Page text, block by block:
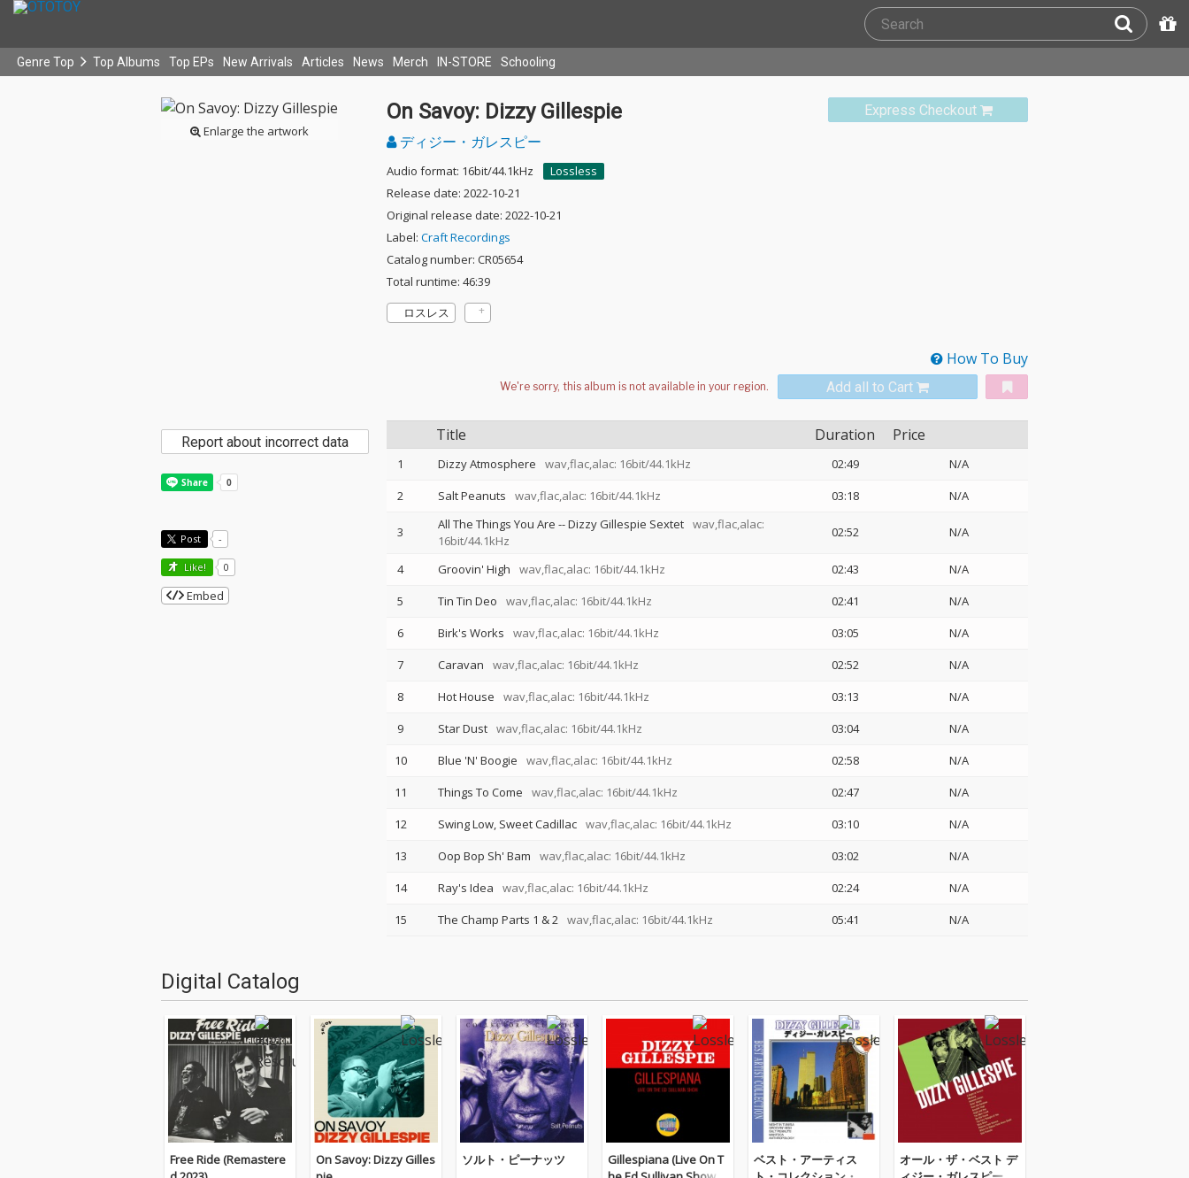
Genre Top Top Albums Top EPs New Arrivals Articles News Merch IN-STORE Schooling
Enlarge the artwork
Express Checkout
On Savoy: Dizzy Gillespie
ディジー・ガレスピー
Audio format: 16bit/44.1kHz
Lossless
Release date: 2022-10-21
Original release date: 2022-10-21
Label: Craft Recordings
Catalog number: CR05654
Total runtime: 46:39
ロスレス
How To Buy
Add all to Cart
Title Duration Price
1 Dizzy Atmosphere wav,flac,alac: 16bit/44.1kHz 02:49
N/A
2
Salt Peanuts wav,flac,alac: 16bit/44.1kHz 03:18 N/A
3 All The Things You Are --Dizzy Gillespie Sextet wav,flac,alac:
16bit/44.1kHz
02:52 N/A
4 Groovin' High wav,flac,alac: 16bit/44.1kHz 02:43
N/A
5
Tin Tin Deo wav,flac,alac: 16bit/44.1kHz 02:41
N/A
6
Birk's Works wav,flac,alac: 16bit/44.1kHz 03:05
N/A
7
Caravan wav,flac,alac: 16bit/44.1kHz 02:52
N/A
8
Hot House wav,flac,alac: 16bit/44.1kHz 03:13
N/A
9
Star Dust wav,flac,alac: 16bit/44.1kHz 03:04
N/A
10
Blue 'N' Boogie wav,flac,alac: 16bit/44.1kHz 02:58
N/A
11
Things To Come wav,flac,alac: 16bit/44.1kHz 02:47
N/A
12
Swing Low, Sweet Cadillac wav,flac,alac: 16bit/44.1kHz 03:10
N/A
13
Oop Bop Sh' Bam wav,flac,alac: 16bit/44.1kHz 03:02
N/A
14
Ray's Idea wav,flac,alac: 16bit/44.1kHz 02:24
N/A
15
The Champ Parts 1 & 2 wav,flac,alac: 16bit/44.1kHz 05:41 N/A
Report about incorrect data
Post -
Like! 0
Embed
Digital Catalog
Free Ride (Remastere
On Savoy: Dizzy Gilles
ソルト・ピーナッツ
Gillespiana (Live On T
ベスト・アーティス
オール・ザ・ベスト デ